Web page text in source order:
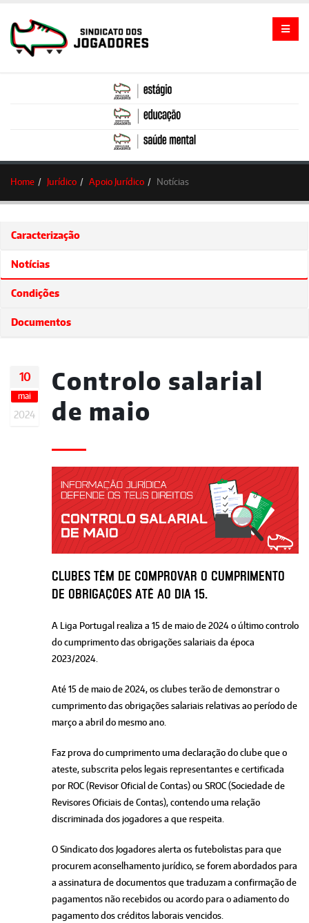
Home Jurídico Apoio Jurídico Notícias
Caracterização
Notícias
Condições
Documentos
10
mai
2024
Controlo salarial
de maio
Clubes têm de comprovar o cumprimento
de obrigações até ao dia 15.
A Liga Portugal realiza a 15 de maio de 2024 o último controlo
do cumprimento das obrigações salariais da época
2023/2024.
Até 15 de maio de 2024, os clubes terão de demonstrar o
cumprimento das obrigações salariais relativas ao período de
março a abril do mesmo ano.
Faz prova do cumprimento uma declaração do clube que o
ateste, subscrita pelos legais representantes e certificada
por ROC (Revisor Oficial de Contas) ou SROC (Sociedade de
Revisores Oficiais de Contas), contendo uma relação
discriminada dos jogadores a que respeita.
O Sindicato dos Jogadores alerta os futebolistas para que
procurem aconselhamento jurídico, se forem abordados para
a assinatura de documentos que traduzam a confirmação de
pagamentos não recebidos ou acordo para o adiamento do
pagamento dos créditos laborais vencidos.